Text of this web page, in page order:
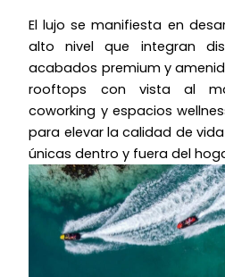
El lujo se manifiesta en
alto nivel que integran
acabados premium y
rooftops con vista al
coworking y espacios
para elevar la calidad de
únicas dentro y fuera del